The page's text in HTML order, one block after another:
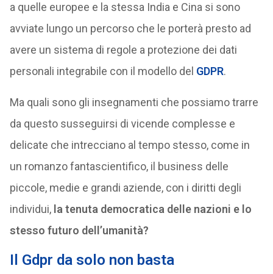
a quelle europee e la stessa India e Cina si sono
avviate lungo un percorso che le porterà presto ad
avere un sistema di regole a protezione dei dati
personali integrabile con il modello del GDPR.
Ma quali sono gli insegnamenti che possiamo trarre
da questo susseguirsi di vicende complesse e
delicate che intrecciano al tempo stesso, come in
un romanzo fantascientifico, il business delle
piccole, medie e grandi aziende, con i diritti degli
individui,la tenuta democratica delle nazioni e lo
stesso futuro dell’umanità?
Il Gdpr da solo non basta